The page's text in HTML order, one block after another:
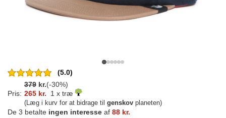
(5.0)
379 kr.(-30%)
Pris: 265 kr. 1 x træ
(Læg i kurv for at bidrage til genskov planeten)
De 3 betalte ingen interesse af 88 kr.